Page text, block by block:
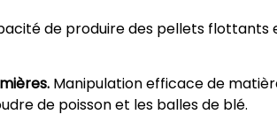
de produire des pellets
Manipulation efficace de
de poisson et les balles de blé.